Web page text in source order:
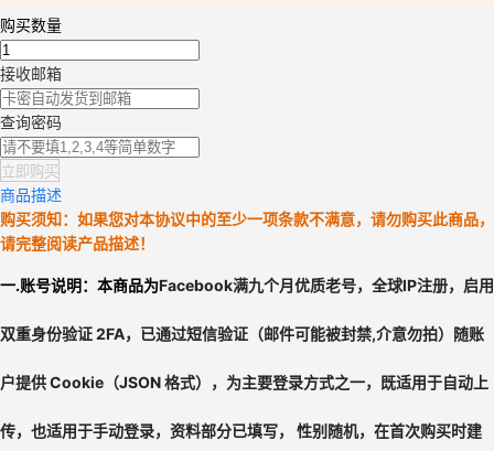
购买数量
接收邮箱
查询密码
立即购买
商品描述
购买须知：如果您对本协议中的至少一项条款不满意，请勿购买此商品，
请完整阅读产品描述！
一.账号说明：本商品为Facebook满九个月优质老号，全球IP注册， 启用
双重身份验证 2FA， 已通过短信验证（邮件可能被封禁,介意勿拍） 随账
户提供 Cookie（JSON 格式），为主要登录方式之一，既适用于自动上
传，也适用于手动登录，资料部分已填写， 性别随机，在首次购买时建